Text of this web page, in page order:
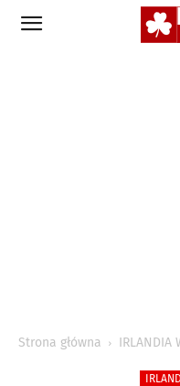
Strona główna IRLANDIA